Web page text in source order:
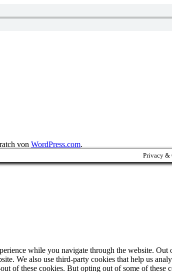
von WordPress.com.
Privacy &
while you navigate through the website. Out
We also use third-party cookies that help us
of these cookies. But opting out of some of these